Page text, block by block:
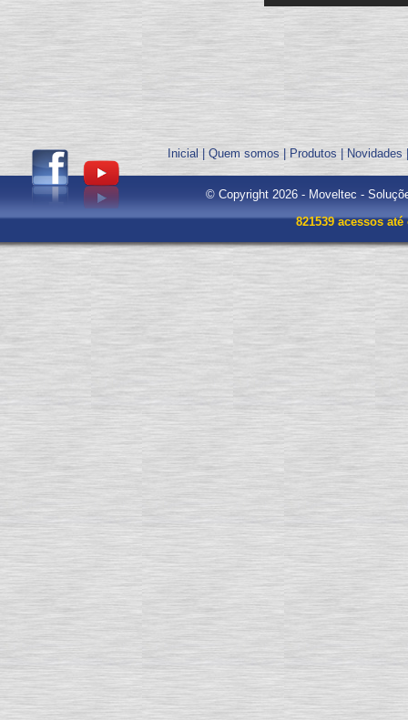
Inicial Quem somos Produtos Novidades
© Copyright 2026 - Moveltec -
821539 acessos